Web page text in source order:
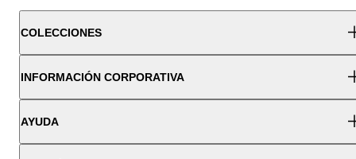
COLECCIONES
INFORMACIÓN CORPORATIVA
AYUDA